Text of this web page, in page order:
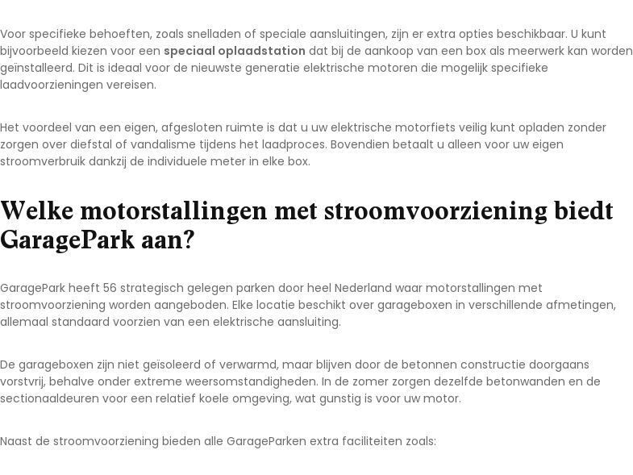
Voor specifieke behoeften, zoals snelladen of speciale aansluitingen, zijn er extra opties beschikbaar. U kunt
bijvoorbeeld kiezen voor een speciaal oplaadstation dat bij de aankoop van een box als meerwerk kan worden
geïnstalleerd. Dit is ideaal voor de nieuwste generatie elektrische motoren die mogelijk specifieke
laadvoorzieningen vereisen.
Het voordeel van een eigen, afgesloten ruimte is dat u uw elektrische motorfiets veilig kunt opladen zonder
zorgen over diefstal of vandalisme tijdens het laadproces. Bovendien betaalt u alleen voor uw eigen
stroomverbruik dankzij de individuele meter in elke box.
Welke motorstallingen met stroomvoorziening biedt
GaragePark aan?
GaragePark heeft 56 strategisch gelegen parken door heel Nederland waar motorstallingen met
stroomvoorziening worden aangeboden. Elke locatie beschikt over garageboxen in verschillende afmetingen,
allemaal standaard voorzien van een elektrische aansluiting.
De garageboxen zijn niet geïsoleerd of verwarmd, maar blijven door de betonnen constructie doorgaans
vorstvrij, behalve onder extreme weersomstandigheden. In de zomer zorgen dezelfde betonwanden en de
sectionaaldeuren voor een relatief koele omgeving, wat gunstig is voor uw motor.
Naast de stroomvoorziening bieden alle GarageParken extra faciliteiten zoals: